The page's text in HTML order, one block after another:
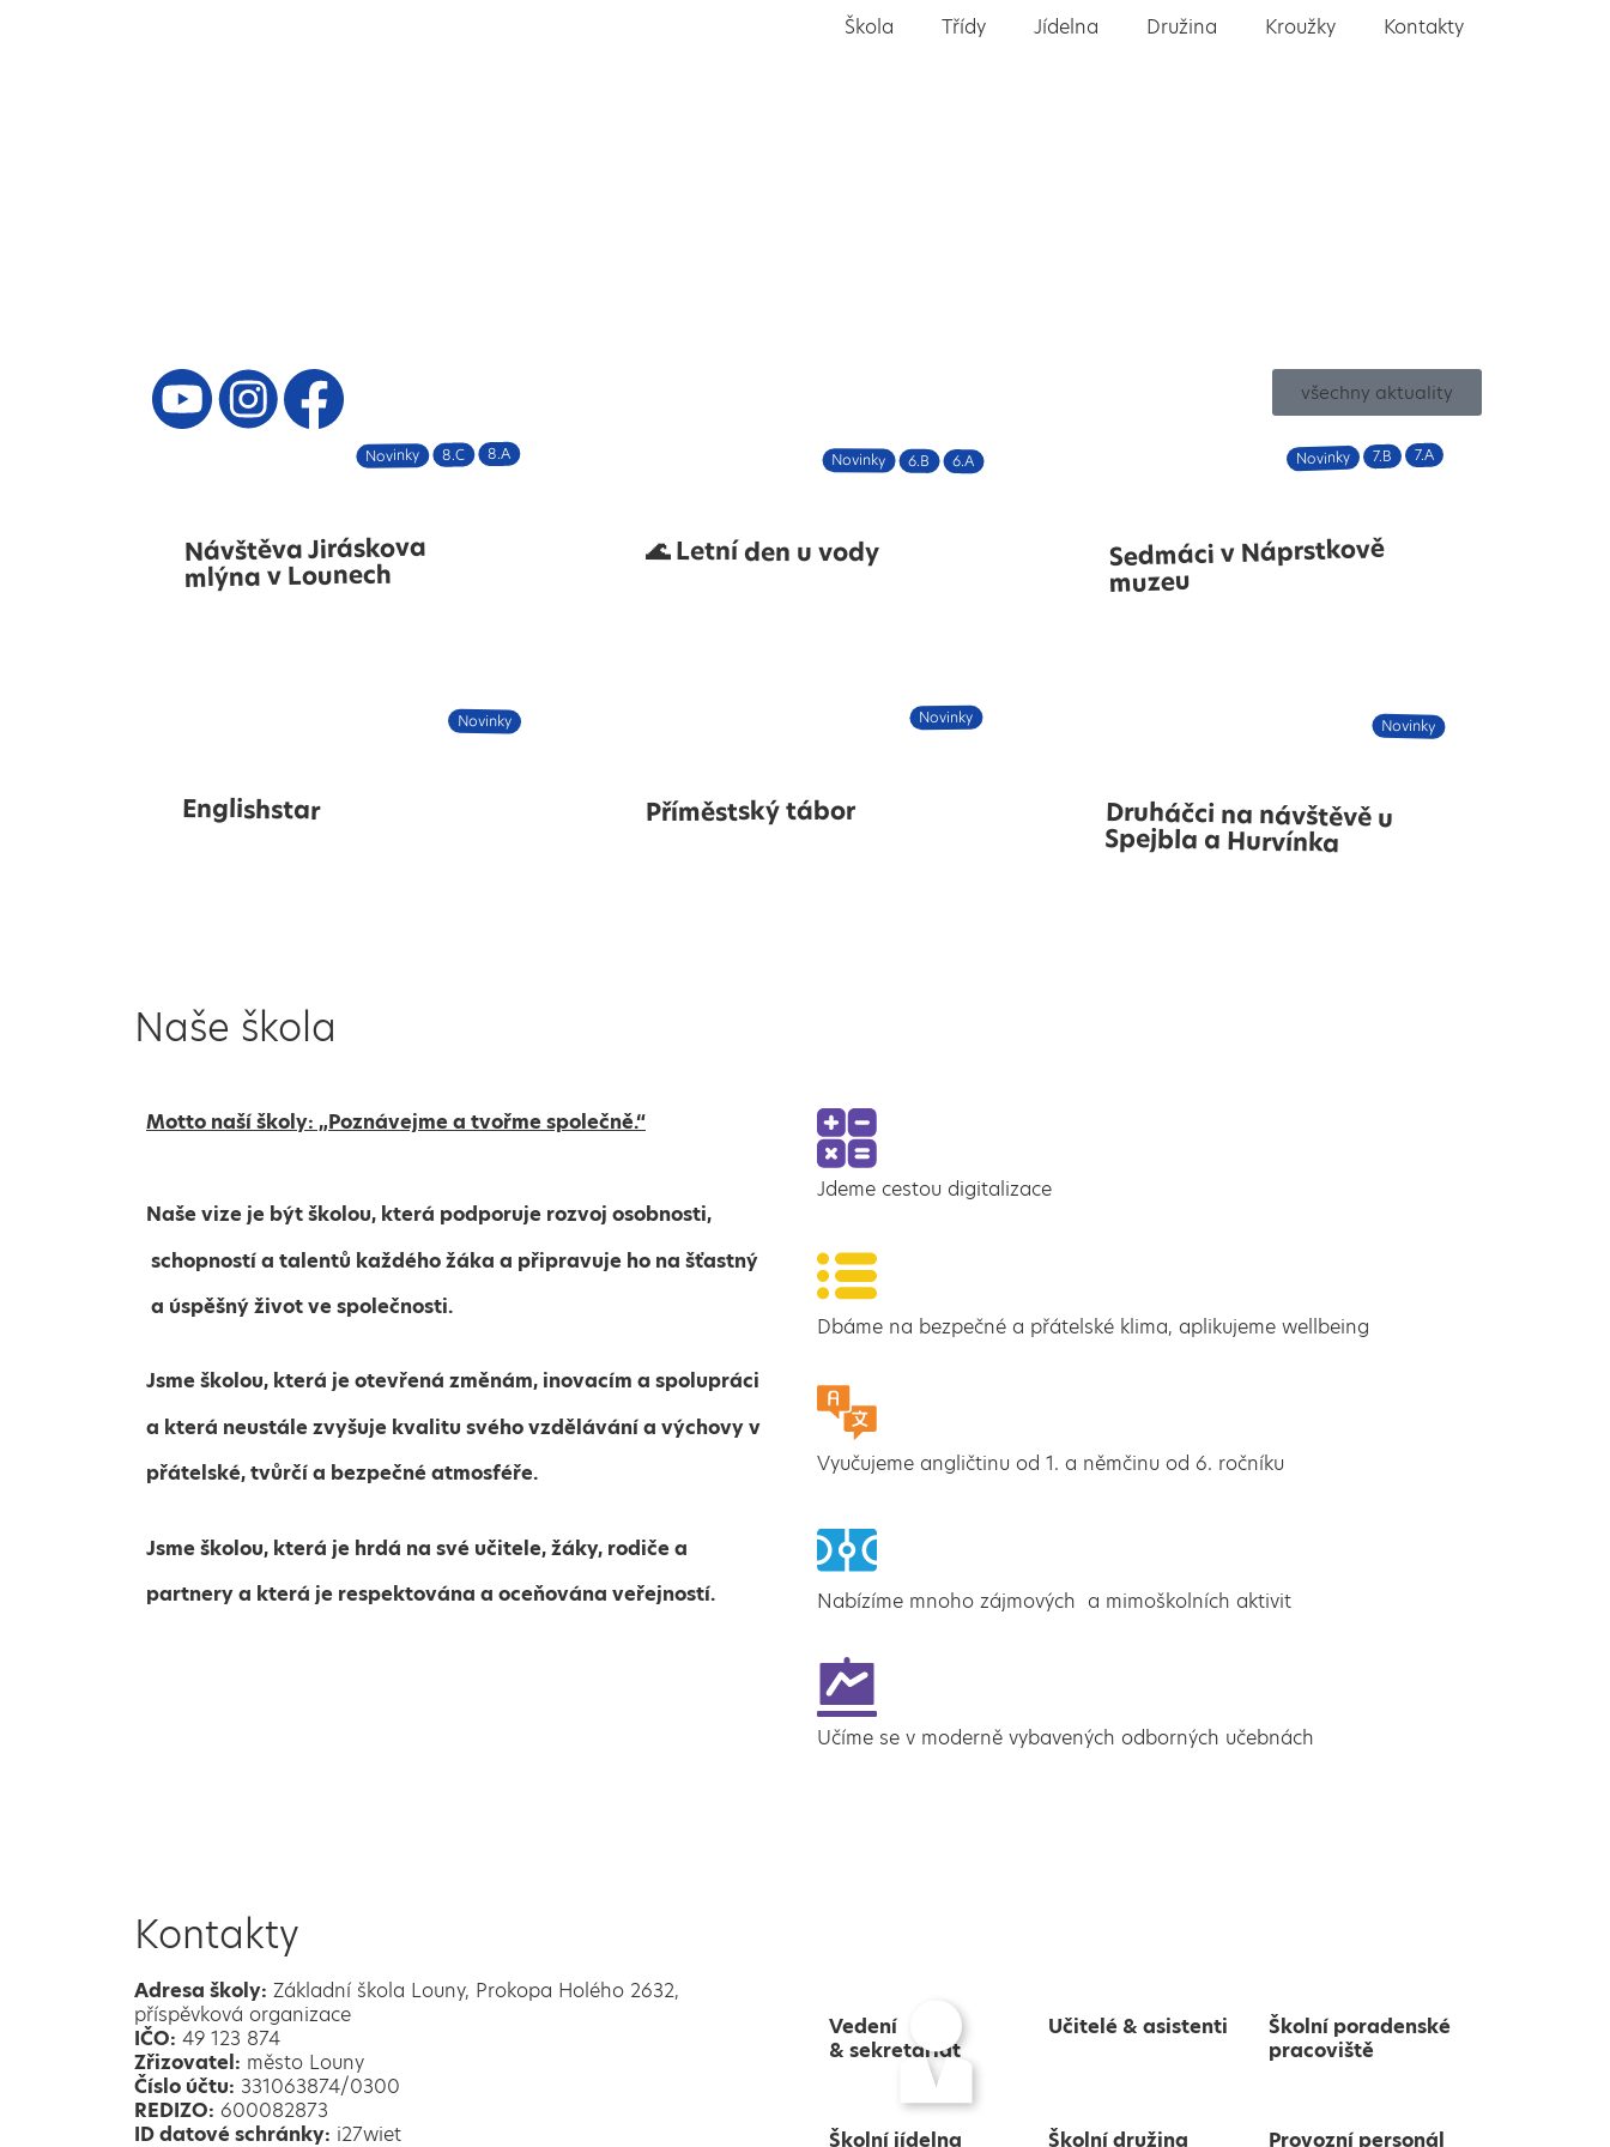
Škola Třídy Jídelna Družina Kroužky Kontakty
8.A
8.C
Novinky
Návštěva Jiráskova
mlýna v Lounech
6.A
6.B
Novinky
🌊 Letní den u vody
7.A
7.B
Novinky
Sedmáci v Náprstkově
muzeu
Novinky
Englishstar
Novinky
Příměstský tábor
Novinky
Druháčci na návštěvě u
Spejbla a Hurvínka
všechny aktuality
Naše škola
Motto naší školy: „Poznávejme a tvořme společně.“
Naše vize je být školou, která podporuje rozvoj osobnosti,
schopností a talentů každého žáka a připravuje ho na šťastný
a úspěšnýživot ve společnosti.
Jsme školou, která je otevřená změnám, inovacím a spolupráci
a která neustále zvyšuje kvalitu svého vzdělávání a výchovy v
přátelské, tvůrčí a bezpečné atmosféře.
Jsme školou, která je hrdá na své učitele, žáky, rodiče a
partnery a která je respektována a oceňována veřejností.
Jdeme cestou digitalizace
Dbáme na bezpečné a přátelské klima, aplikujeme wellbeing
Vyučujeme angličtinu od 1. a němčinu od 6. ročníku
Nabízíme mnoho zájmových a mimoškolních aktivit
Učíme se v moderně vybavených odborných učebnách
Kontakty
Adresa školy: Základní škola Louny, Prokopa Holého 2632,
příspěvková organizace
IČO: 49 123 874
Zřizovatel: město Louny
Číslo účtu: 331063874/0300
REDIZO: 600082873
ID datové schránky: i27wiet
Vedení
& sekretariát
Učitelé & asistenti
Školní poradenské
pracoviště
Školní jídelna Školní družina Provozní personál